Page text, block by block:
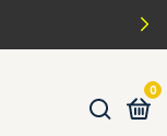
✍️
0